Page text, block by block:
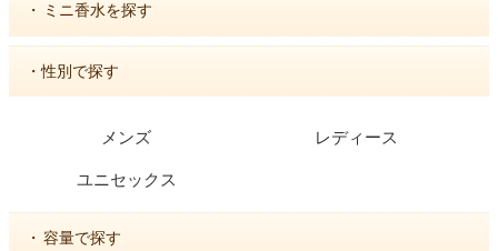
・ ミニ香水を探す
・性別で探す
メンズ レディース
ユニセックス
・ 容量で探す